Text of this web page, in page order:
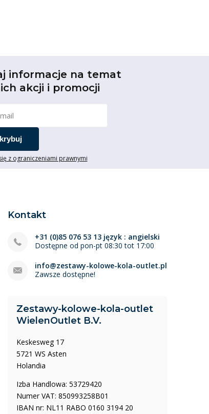
informacje na temat
akcji i promocji
z ograniczeniami prawnymi
Kontakt
+31 (0)85 076 53 13 język : angielski
Dostępne od pon-pt 08:30 tot 17:00
info@zestawy-kolowe-kola-outlet.pl
Zawsze dostępne!
Zestawy-kolowe-kola-outlet
WielenOutlet B.V.
Keskesweg 17
5721 WS Asten
Holandia
Izba Handlowa: 53729420
Numer VAT: 850993258B01
IBAN nr: NL11 RABO 0160 3194 20